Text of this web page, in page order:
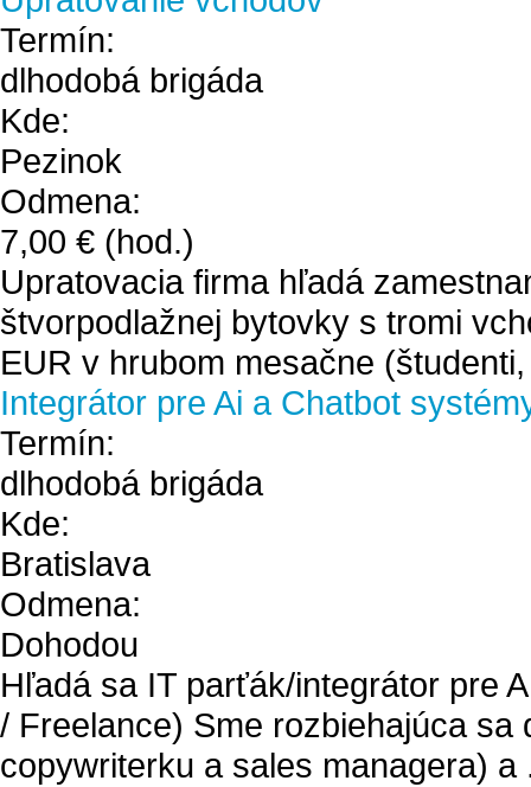
Termín:
dlhodobá brigáda
Kde:
Pezinok
Odmena:
7,00 € (hod.)
Upratovacia firma hľadá
štvorpodlažnej bytovky s tromi
EUR v hrubom mesačne
Integrátor pre Ai a Chatbot
Termín:
dlhodobá brigáda
Kde:
Bratislava
Odmena:
Dohodou
Hľadá sa IT parťák/integrátor pre
/ Freelance) Sme rozbiehajúca
copywriterku a sales managera) a